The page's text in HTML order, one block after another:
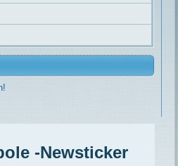
-Newsticker